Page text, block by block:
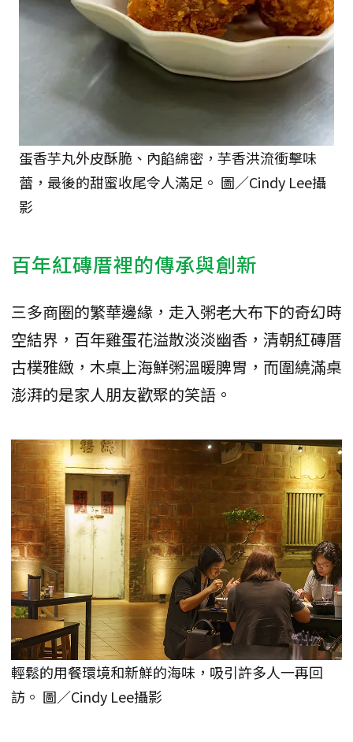
蛋香芋丸外皮酥脆、內餡綿密，芋香洪流衝擊味
蕾，最後的甜蜜收尾令人滿足。 圖／Cindy Lee攝
影
百年紅磚厝裡的傳承與創新
三多商圈的繁華邊緣，走入粥老大布下的奇幻時
空結界，百年雞蛋花溢散淡淡幽香，清朝紅磚厝
古樸雅緻，木桌上海鮮粥溫暖脾胃，而圍繞滿桌
澎湃的是家人朋友歡聚的笑語。
輕鬆的用餐環境和新鮮的海味，吸引許多人一再回
訪。 圖／Cindy Lee攝影